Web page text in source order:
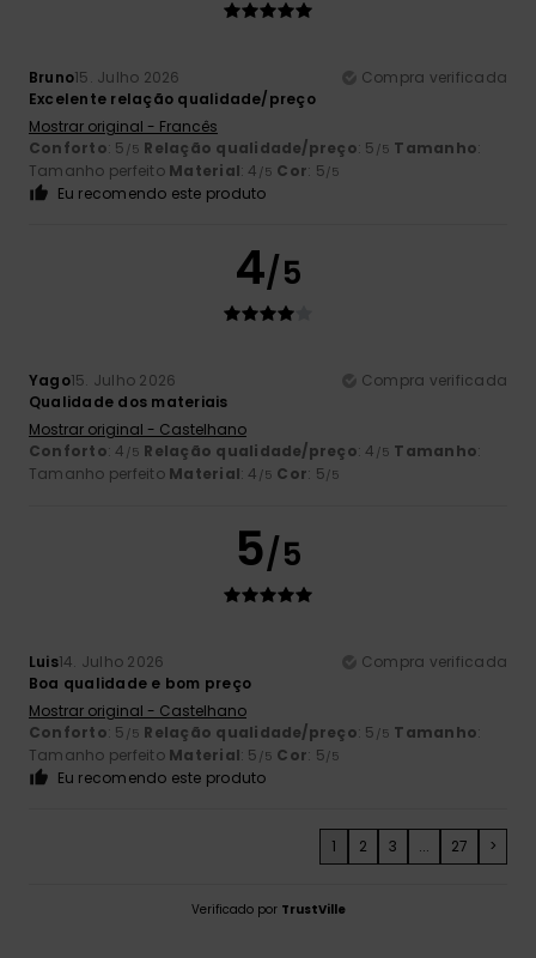
Bruno15. Julho 2026
Compra verificada
Excelente relação qualidade/preço
Mostrar original - Francês
Conforto: 5 /5 Relação qualidade/preço: 5 /5 Tamanho:
Tamanho perfeito Material: 4 /5 Cor: 5/5
Eu recomendo este produto
4/5
Yago15. Julho 2026
Compra verificada
Qualidade dos materiais
Mostrar original - Castelhano
Conforto: 4 /5 Relação qualidade/preço: 4 /5 Tamanho:
Tamanho perfeito Material: 4 /5 Cor: 5/5
5/5
Luis14. Julho 2026
Compra verificada
Boa qualidade e bom preço
Mostrar original - Castelhano
Conforto: 5 /5 Relação qualidade/preço: 5 /5 Tamanho:
Tamanho perfeito Material: 5 /5 Cor: 5/5
Eu recomendo este produto
1 2 3 ... 27 >
Verificado por TrustVille